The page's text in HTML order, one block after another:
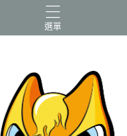
選單
FUNKO RE-MENT
酸雨戰爭